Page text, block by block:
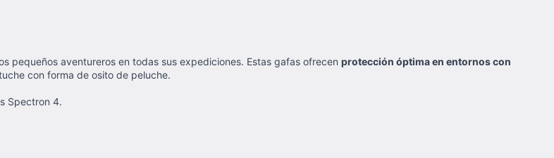
pequeños aventureros en todas sus expediciones. Estas gafas ofrecen protección óptima en entornos con
con forma de osito de peluche.
Spectron 4.